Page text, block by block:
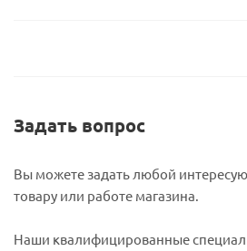
Задать вопрос
Вы можете задать любой
товару или работе магазина.
Наши квалифицированные